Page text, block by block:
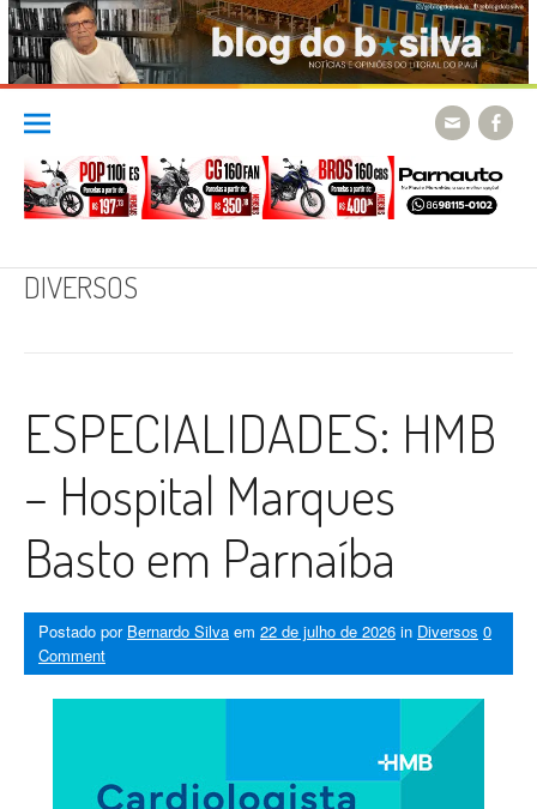
Skip
content
DIVERSOS
ESPECIALIDADES: HMB
– Hospital Marques
Basto em Parnaíba
Postado por Bernardo Silva em 22 de julho de 2026 in Diversos 0
Comment